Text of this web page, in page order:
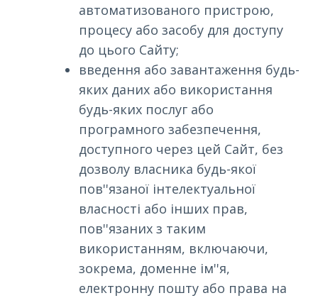
автоматизованого пристрою,
процесу або засобу для доступу
до цього Сайту;
введення або завантаження будь-
яких даних або використання
будь-яких послуг або
програмного забезпечення,
доступного через цей Сайт, без
дозволу власника будь-якої
пов''язаної інтелектуальної
власності або інших прав,
пов''язаних з таким
використанням, включаючи,
зокрема, доменне ім''я,
електронну пошту або права на